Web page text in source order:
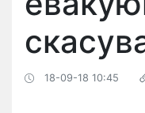
18-09-18 10:45